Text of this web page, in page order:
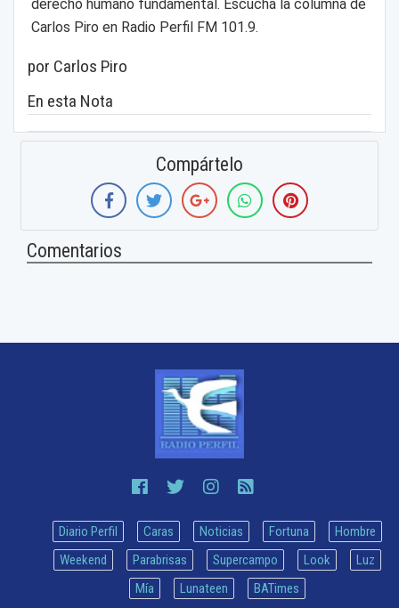
derecho humano fundamental. Escuchá la columna de
Carlos Piro en Radio Perfil FM 101.9.
por Carlos Piro
En esta Nota
Compártelo
Comentarios
Diario Perfil Caras Noticias Fortuna
Hombre
Weekend
Parabrisas Supercampo Look
Luz
Mía
Lunateen BATimes